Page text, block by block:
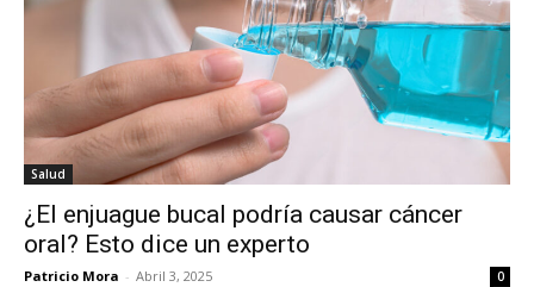
Salud
¿El enjuague bucal podría causar cáncer
oral? Esto dice un experto
Patricio Mora - Abril 3, 2025 0